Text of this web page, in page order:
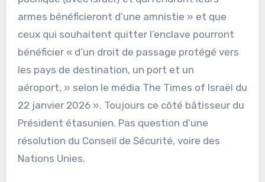
armes bénéficieront d’une amnistie » et que
ceux qui souhaitent quitter l’enclave pourront
bénéficier « d’un droit de passage protégé vers
les pays de destination, un port et un
aéroport, » selon le média The Times of Israël du
22 janvier 2026 ». Toujours ce côté bâtisseur du
Président étasunien. Pas question d’une
résolution du Conseil de Sécurité, voire des
Nations Unies.